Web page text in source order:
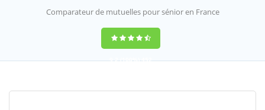
Comparateur de mutuelles pour sénior en France
9,2(100%)452